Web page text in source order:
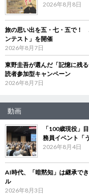
2026年8月8日
旅の思い出を五・七・五で！
ンテスト」を開催
2026年8月7日
東野圭吾が選んだ「記憶に残
読者参加型キャンペーン
2026年8月7日
動画
「100歳現役」
務員イベント「
2026年8月4日
AI時代、「暗黙知」は継承で
ル
2026年8月3日